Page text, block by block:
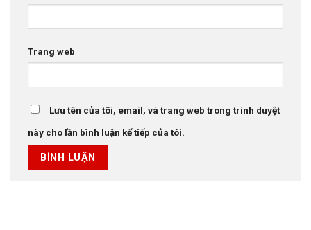
Trang web
Lưu tên của tôi, email, và trang web trong trình duyệt
này cho lần bình luận kế tiếp của tôi.